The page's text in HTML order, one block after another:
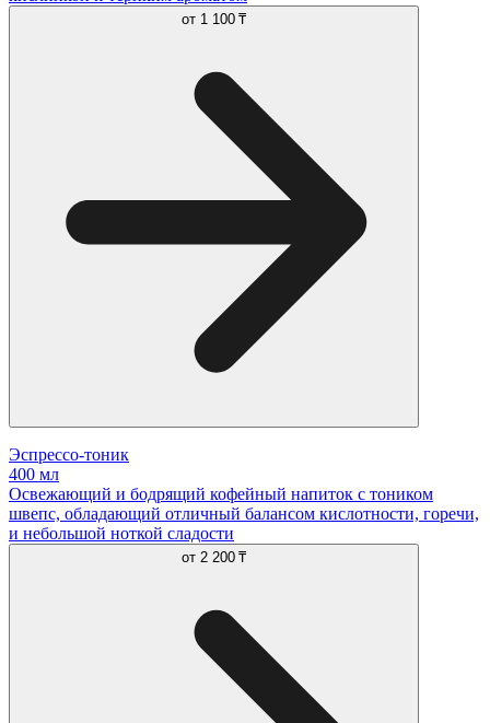
от 1 100 ₸
Эспрессо-тоник
400 мл
Освежающий и бодрящий кофейный напиток с тоником
швепс, обладающий отличный балансом кислотности, горечи,
и небольшой ноткой сладости
от 2 200 ₸